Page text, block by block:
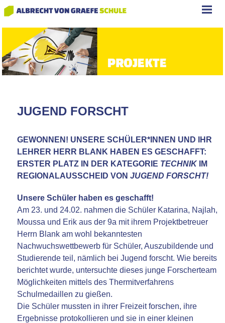
JUGEND FORSCHT
GEWONNEN! UNSERE SCHÜLER*INNEN UND IHR
LEHRER HERR BLANK HABEN ES GESCHAFFT:
ERSTER PLATZ IN DER KATEGORIE TECHNIKIM
REGIONALAUSSCHEID VONJUGEND FORSCHT!
Unsere Schüler haben es geschafft!
Am 23. und 24.02. nahmen die Schüler Katarina, Najlah,
Moussa und Erik aus der 9a mit ihrem Projektbetreuer
Herrn Blank am wohl bekanntesten
Nachwuchswettbewerb für Schüler, Auszubildende und
Studierende teil, nämlich bei Jugend forscht. Wie bereits
berichtet wurde, untersuchte dieses junge Forscherteam
Möglichkeiten mittels des Thermitverfahrens
Schulmedaillen zu gießen.
Die Schüler mussten in ihrer Freizeit forschen, ihre
Ergebnisse protokollieren und sie in einer kleinen